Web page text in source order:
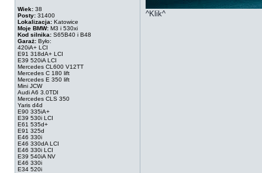
Wiek: 38
Posty: 31400
Lokalizacja: Katowice
Moje BMW: M3 i 530xi
Kod silnika: S65B40 i B48
Garaż: Było:
420iA+ LCI
E91 318dA+ LCI
E39 520iA LCI
Mercedes CL600 V12TT
Mercedes C 180 lift
Mercedes E 350 lift
Mini JCW
Audi A6 3.0TDI
Mercedes CLS 350
Yaris d4d
E90 335iA+
E39 530i LCI
E61 535d+
E91 325d
E46 330i
E46 330dA LCI
E46 330i LCI
E39 540iA NV
E46 330i
E34 520i
^Klik^